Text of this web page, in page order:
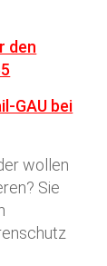
den
GAU bei
wollen
Sie